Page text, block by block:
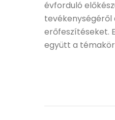
évforduló
erőfeszítéseket.
együtt a